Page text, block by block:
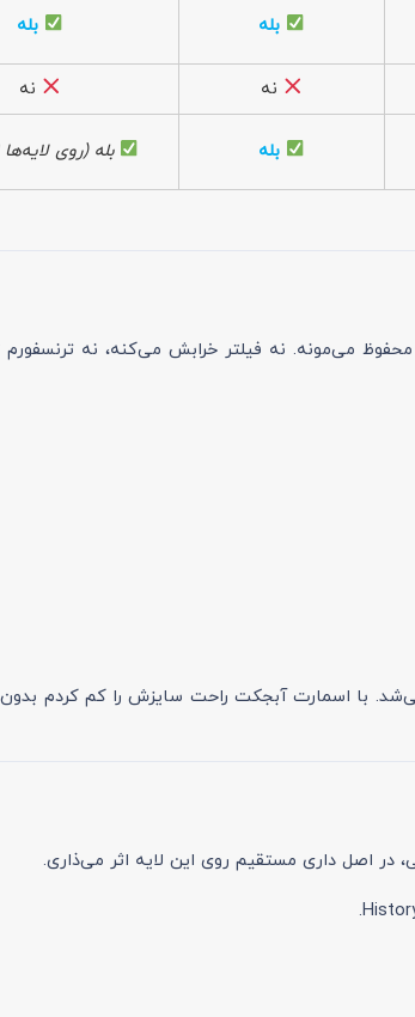
بله بله
نه
نه
بله بله (روی لایه‌ها
می‌مونه. نه فیلتر خرابش می‌کنه، نه ترنسفورم
هم استفاده می‌شد. با اسمارت آبجکت راحت سایزش را کم کردم